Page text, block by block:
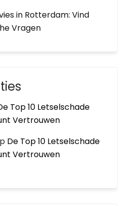
in Rotterdam: Vind
Vragen
Top 10 Letselschade
Vertrouwen
De Top 10 Letselschade
Vertrouwen